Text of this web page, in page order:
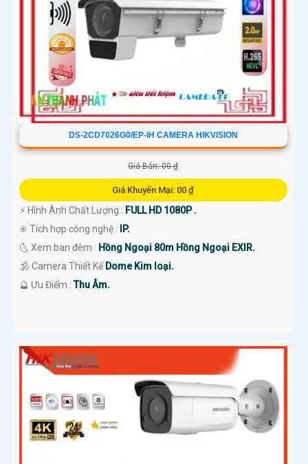
DS-2CD7026G0/EP-IH CAMERA HIKVISION
Giá Bán: 00 ₫
Giá Khuyến Mại: 00 ₫
️⚡ Hình Ành Chất Lượng : FULL HD 1080P .
✳️ Tích hợp công nghệ :
IP.
🌜 Xem ban đêm : Hồng Ngoại 80m Hồng Ngoại EXIR.
🕉️ Camera Thiết Kế Dome Kim loại.
️🔮 Ưu Điểm :Thu Âm.